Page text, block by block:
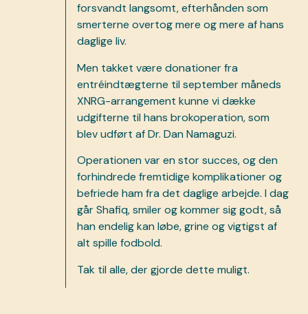
forsvandt langsomt, efterhånden som
smerterne overtog mere og mere af hans
daglige liv.
Men takket være donationer fra
entréindtægterne til september måneds
XNRG-arrangement kunne vi dække
udgifterne til hans brokoperation, som
blev udført af Dr. Dan Namaguzi.
Operationen var en stor succes, og den
forhindrede fremtidige komplikationer og
befriede ham fra det daglige arbejde. I dag
går Shafiq, smiler og kommer sig godt, så
han endelig kan løbe, grine og vigtigst af
alt spille fodbold.
Tak til alle, der gjorde dette muligt.